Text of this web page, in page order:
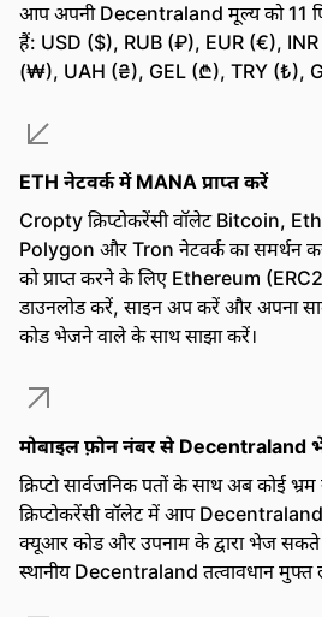
आप अपनी Decentraland मूल्य को 11
हैं: USD ($), RUB (₽), EUR (€),
(₩), UAH (₴), GEL (₾), TRY (₺),
ETH नेटवर्क में MANA प्राप्त करें
Cropty क्रिप्टोकरेंसी वॉलेट Bitcoin,
Polygon और Tron नेटवर्क का समर्थन
को प्राप्त करने के लिए Ethereum
डाउनलोड करें, साइन अप करें और अपना
कोड भेजने वाले के साथ साझा करें।
मोबाइल फ़ोन नंबर से
क्रिप्टो सार्वजनिक पतों के साथ अब कोई
क्रिप्टोकरेंसी वॉलेट में आप
क्यूआर कोड और उपनाम के द्वारा भेज
स्थानीय Decentraland तत्वावधान मुफ्त